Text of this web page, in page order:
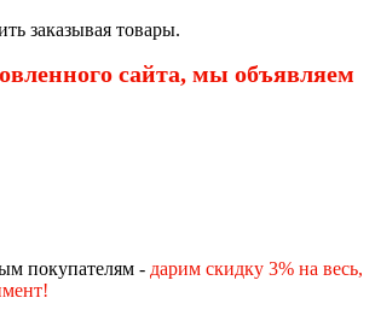
заказывая товары.
сайта, мы объявляем
покупателям - дарим скидку 3% на весь,